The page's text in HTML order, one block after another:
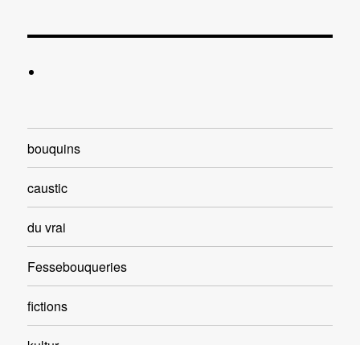
bouquins
caustic
du vrai
Fessebouqueries
fictions